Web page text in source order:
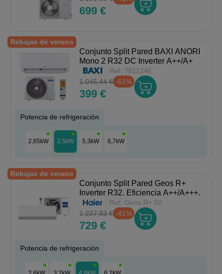
699 €
Rebajas de verano
Conjunto Split Pared BAXI ANORI
Mono 2 R32 DC Inverter A++/A+
Ref: 7811246
1.045,44 € -61%
399 €
Potencia de refrigeración
2,65kW 3,5kW 5,3kW 6,7kW
Rebajas de verano
Conjunto Split Pared Geos R+
Inverter R32. Eficiencia A++/A+++.
Ref: Geos R+ 50
1.237,83 € -41%
729 €
Potencia de refrigeración